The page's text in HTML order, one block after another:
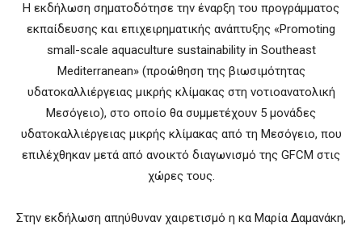
Η εκδήλωση σηματοδότησε την έναρξη του προγράμματος
εκπαίδευσης και επιχειρηματικής ανάπτυξης «Promoting
small-scale aquaculture sustainability in Southeast
Mediterranean» (προώθηση της βιωσιμότητας
υδατοκαλλιέργειας μικρής κλίμακας στη νοτιοανατολική
Μεσόγειο), στο οποίο θα συμμετέχουν 5 μονάδες
υδατοκαλλιέργειας μικρής κλίμακας από τη Μεσόγειο, που
επιλέχθηκαν μετά από ανοικτό διαγωνισμό της GFCM στις
χώρες τους.
Στην εκδήλωση απηύθυναν χαιρετισμό η κα Μαρία Δαμανάκη,